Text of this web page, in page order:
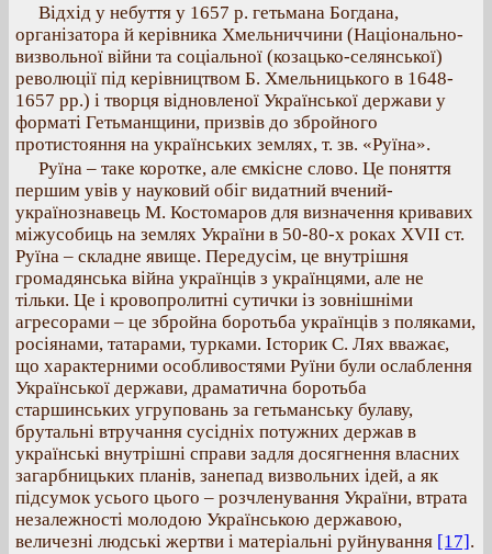
Відхід у небуття у 1657 р. гетьмана Богдана,
організатора й керівника Хмельниччини (Національно-
визвольної війни та соціальної (козацько-селянської)
революції під керівництвом Б. Хмельницького в 1648-
1657 рр.) і творця відновленої Української держави у
форматі Гетьманщини, призвів до збройного
протистояння на українських землях, т. зв. «Руїна».
Руїна – таке коротке, але ємкісне слово. Це поняття
першим увів у науковий обіг видатний вчений-
українознавець М. Костомаров для визначення кривавих
міжусобиць на землях України в 50-80-х роках ХVІІ ст.
Руїна – складне явище. Передусім, це внутрішня
громадянська війна українців з українцями, але не
тільки. Це і кровопролитні сутички із зовнішніми
агресорами – це збройна боротьба українців з поляками,
росіянами, татарами, турками. Історик С. Лях вважає,
що характерними особливостями Руїни були ослаблення
Української держави, драматична боротьба
старшинських угруповань за гетьманську булаву,
брутальні втручання сусідніх потужних держав в
українські внутрішні справи задля досягнення власних
загарбницьких планів, занепад визвольних ідей, а як
підсумок усього цього – розчленування України, втрата
незалежності молодою Українською державою,
величезні людські жертви і матеріальні руйнування [17].